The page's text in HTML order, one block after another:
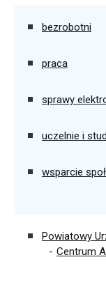
bezrobotni
praca
sprawy
uczelnie i
wsparcie
Powiatowy
Centrum